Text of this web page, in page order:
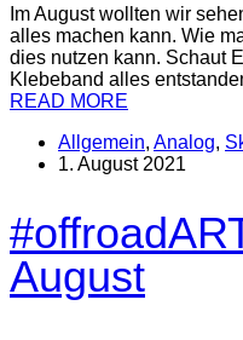
Im August wollten wir
alles machen kann. Wie
dies nutzen kann. Schaut
Klebeband alles
READ MORE
Allgemein, Analog,
1. August 2021
August